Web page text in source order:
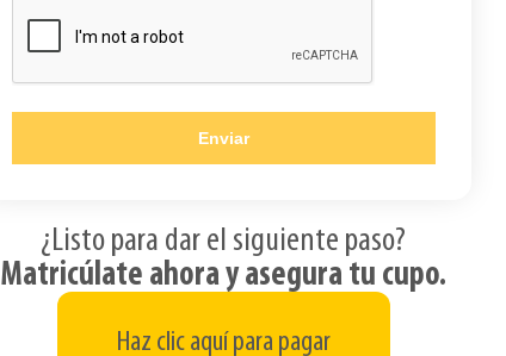
Enviar
¿Listo para dar el siguiente paso?
Matricúlate ahora y asegura tu cupo.
Haz clic aquí para pagar